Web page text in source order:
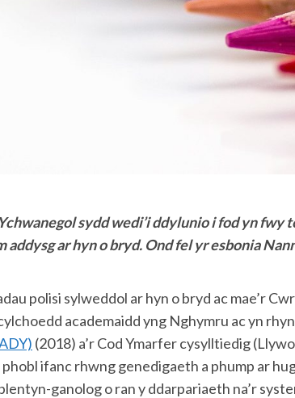
sydd wedi’i ddylunio i fod yn fwy
ar hyn o bryd. Ond fel yr esbonia
polisi sylweddol ar hyn o bryd ac mae’r
academaidd yng Nghymru ac yn
(2018) a’r Cod Ymarfer cysylltiedig
ifanc rhwng genedigaeth a phump ar
ganolog o ran y ddarpariaeth na’r